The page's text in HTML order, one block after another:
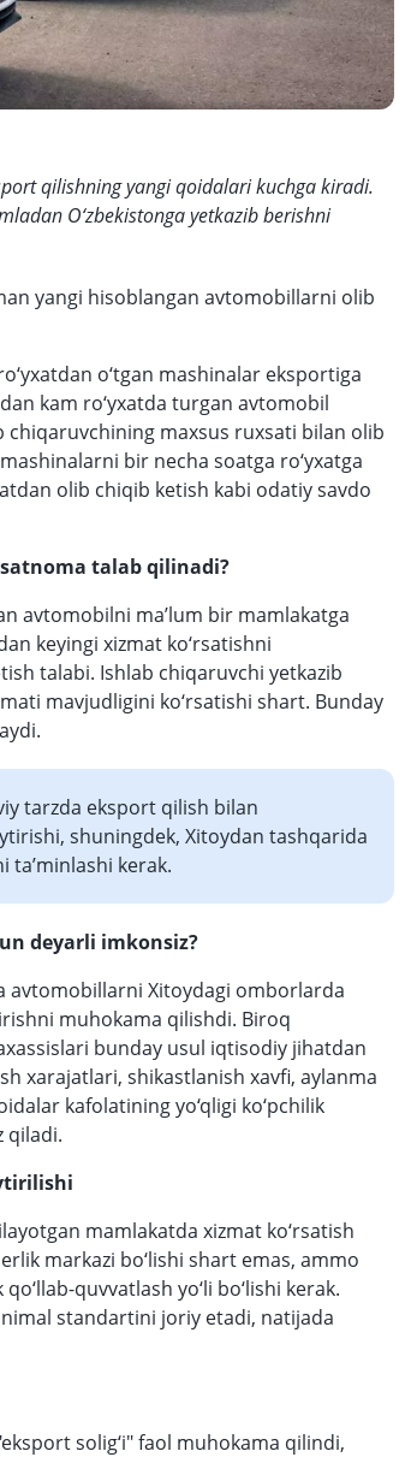
qilishning yangi qoidalari kuchga kiradi.
O‘zbekistonga yetkazib berishni
yangi hisoblangan avtomobillarni olib
o‘tgan mashinalar eksportiga
kam ro‘yxatda turgan avtomobil
maxsus ruxsati bilan olib
bir necha soatga ro‘yxatga
olib chiqib ketish kabi odatiy savdo
talab qilinadi?
avtomobilni ma’lum bir mamlakatga
keyingi xizmat ko‘rsatishni
talabi. Ishlab chiqaruvchi yetkazib
mavjudligini ko‘rsatishi shart. Bunday
tarzda eksport qilish bilan
shuningdek, Xitoydan tashqarida
ta’minlashi kerak.
deyarli imkonsiz?
avtomobillarni Xitoydagi omborlarda
muhokama qilishdi. Biroq
bunday usul iqtisodiy jihatdan
xarajatlari, shikastlanish xavfi, aylanma
kafolatining yo‘qligi ko‘pchilik
qiladi.
mamlakatda xizmat ko‘rsatish
markazi bo‘lishi shart emas, ammo
quvvatlash yo‘li bo‘lishi kerak.
standartini joriy etadi, natijada
solig‘i" faol muhokama qilindi,